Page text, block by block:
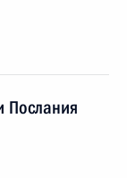
Послания